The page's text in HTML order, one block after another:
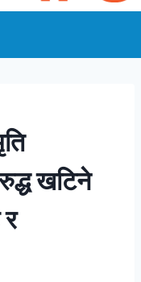
खटिने